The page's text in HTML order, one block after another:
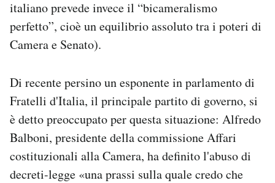
italiano prevede invece il “bicameralismo
perfetto”, cioè un equilibrio assoluto tra i poteri di
Camera e Senato).
Di recente persino un esponente in parlamento di
Fratelli d'Italia, il principale partito di governo, si
è detto preoccupato per questa situazione: Alfredo
Balboni, presidente della commissione Affari
costituzionali alla Camera, ha definito l'abuso di
decreti-legge «una prassi sulla quale credo che